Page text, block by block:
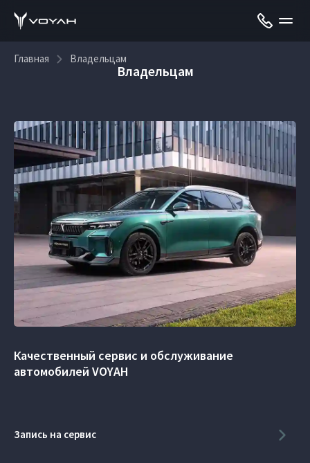
Главная Владельцам
Владельцам
Качественный сервис и обслуживание
автомобилей VOYAH
Запись на сервис